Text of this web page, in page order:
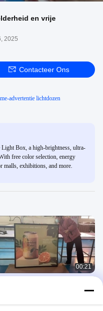
en vrije
2025
Contacteer Ons
advertentie lichtdozen
Box, a high-brightness, ultra-
free color selection, energy
malls, exhibitions, and more.
00:21